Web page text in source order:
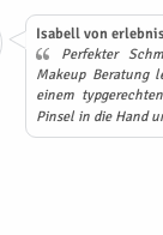
Isabell von
Perfekter
Makeup Beratung
einem
Pinsel in die Hand